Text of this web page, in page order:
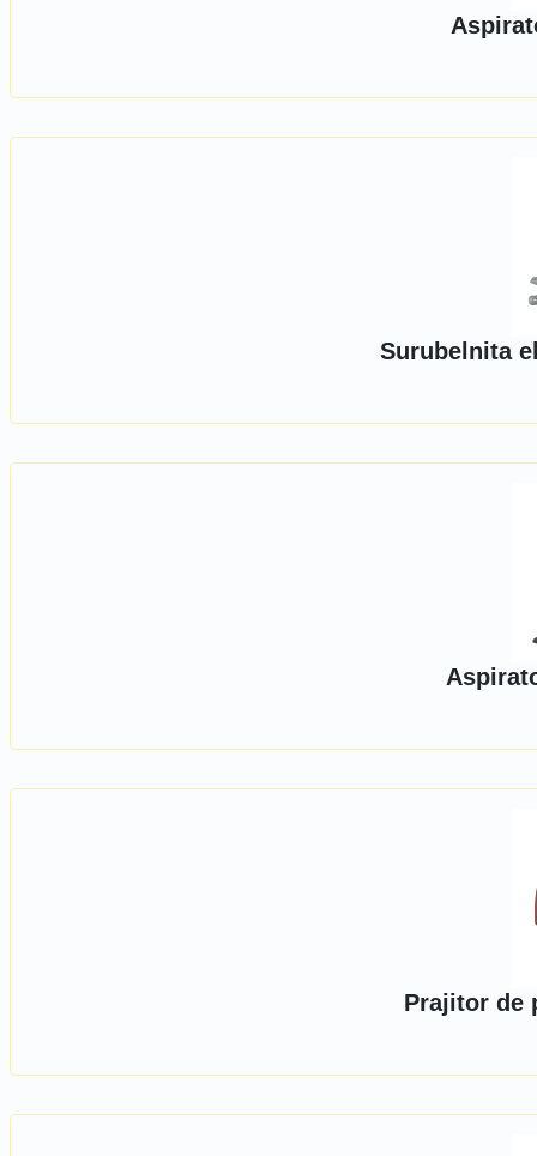
Surubelnita
Prajitor de